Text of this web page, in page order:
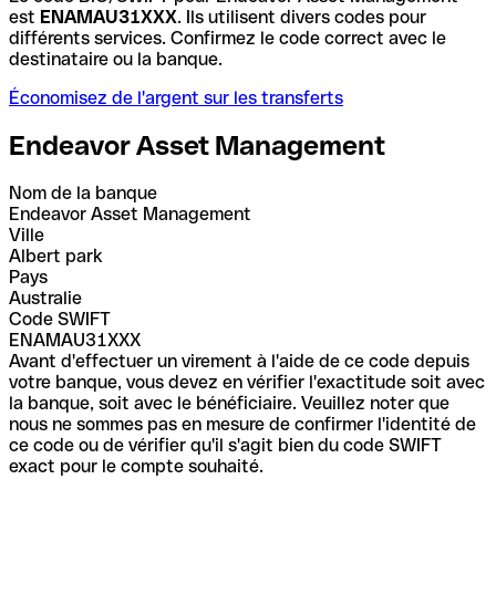
est ENAMAU31XXX. Ils utilisent divers codes pour
différents services. Confirmez le code correct avec le
destinataire ou la banque.
Économisez de l'argent sur les transferts
Endeavor Asset Management
Nom de la banque
Endeavor Asset Management
Ville
Albert park
Pays
Australie
Code SWIFT
ENAMAU31XXX
Avant d'effectuer un virement à l'aide de ce code depuis
votre banque, vous devez en vérifier l'exactitude soit avec
la banque, soit avec le bénéficiaire. Veuillez noter que
nous ne sommes pas en mesure de confirmer l'identité de
ce code ou de vérifier qu'il s'agit bien du code SWIFT
exact pour le compte souhaité.